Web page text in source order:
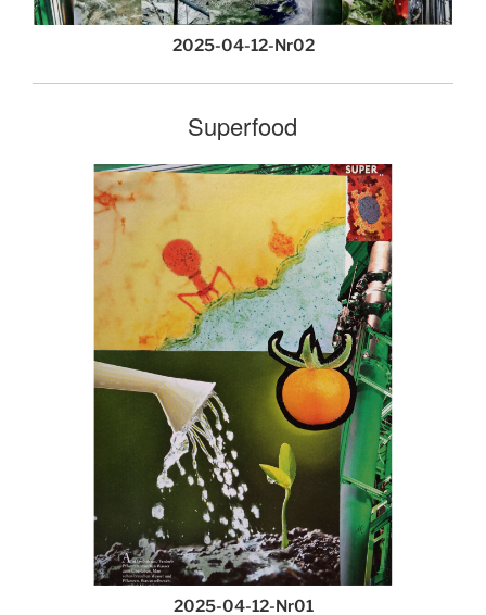
2025-04-12-Nr02
Superfood
2025-04-12-Nr01